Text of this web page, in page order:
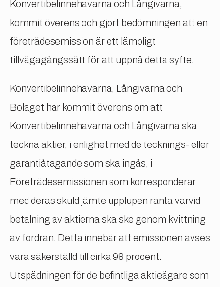
Konvertibelinnehavarna och Långivarna,
kommit överens och gjort bedömningen att en
företrädesemission är ett lämpligt
tillvägagångssätt för att uppnå detta syfte.
Konvertibelinnehavarna, Långivarna och
Bolaget har kommit överens om att
Konvertibelinnehavarna och Långivarna ska
teckna aktier, i enlighet med de tecknings- eller
garantiåtagande som ska ingås, i
Företrädesemissionen som korresponderar
med deras skuld jämte upplupen ränta varvid
betalning av aktierna ska ske genom kvittning
av fordran. Detta innebär att emissionen avses
vara säkerställd till cirka 98 procent.
Utspädningen för de befintliga aktieägare som